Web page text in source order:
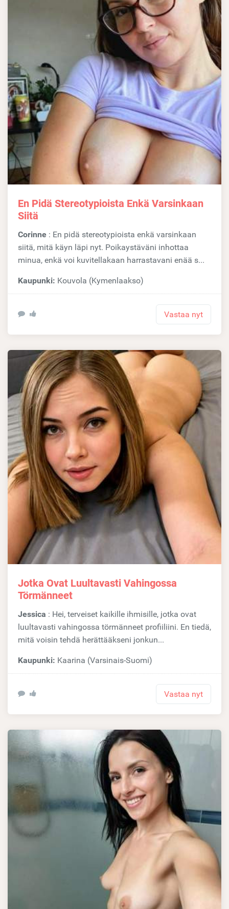
En Pidä Stereotypioista Enkä Varsinkaan
Siitä
Corinne : En pidä stereotypioista enkä varsinkaan
siitä, mitä käyn läpi nyt. Poikaystäväni inhottaa
minua, enkä voi kuvitellakaan harrastavani enää s...
Kaupunki: Kouvola (Kymenlaakso)
Vastaa nyt
Jotka Ovat Luultavasti Vahingossa
Törmänneet
Jessica : Hei, terveiset kaikille ihmisille, jotka ovat
luultavasti vahingossa törmänneet profiiliini. En tiedä,
mitä voisin tehdä herättääkseni jonkun...
Kaupunki: Kaarina (Varsinais-Suomi)
Vastaa nyt